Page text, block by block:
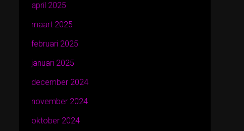
april 2025
maart 2025
februari 2025
januari 2025
december 2024
november 2024
oktober 2024